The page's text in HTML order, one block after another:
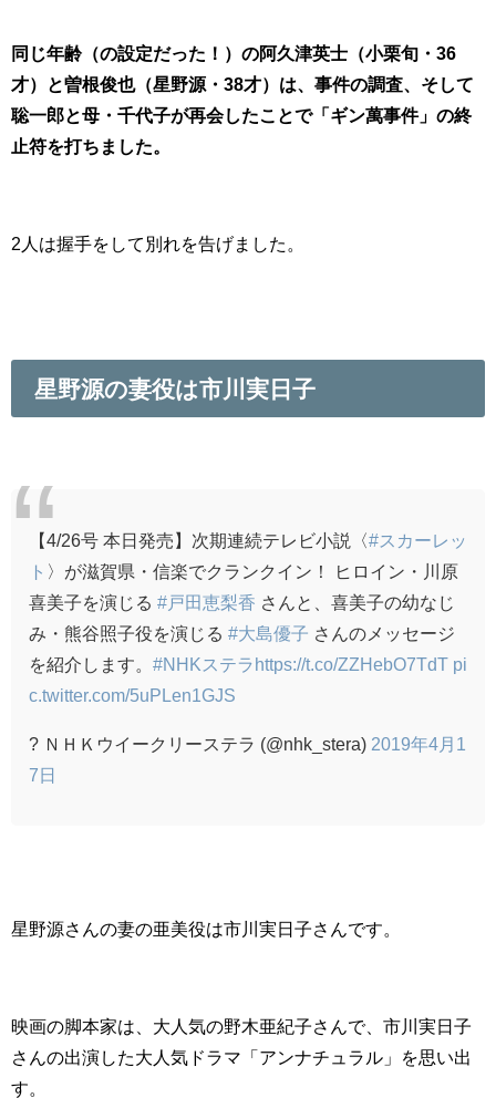
同じ年齢（の設定だった！）の阿久津英士（小栗旬・36
才）と曽根俊也（星野源・38才）は、事件の調査、そして
聡一郎と母・千代子が再会したことで「ギン萬事件」の終
止符を打ちました。
2人は握手をして別れを告げました。
星野源の妻役は市川実日子
【4/26号 本日発売】次期連続テレビ小説〈#スカーレッ
ト 〉が滋賀県・信楽でクランクイン！ ヒロイン・川原
喜美子を演じる #戸田恵梨香 さんと、喜美子の幼なじ
み・熊谷照子役を演じる #大島優子 さんのメッセージ
を紹介します。 #NHKステラ https://t.co/ZZHebO7TdT pi
c.twitter.com/5uPLen1GJS
? ＮＨＫウイークリーステラ (@nhk_stera) 2019年4月1
7日
星野源さんの妻の亜美役は市川実日子さんです。
映画の脚本家は、大人気の野木亜紀子さんで、市川実日子
さんの出演した大人気ドラマ「アンナチュラル」を思い出
す。